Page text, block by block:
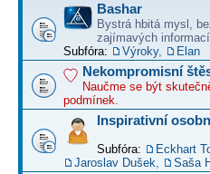
Bashar
Bystrá hbitá mysl,
zajímavých
Subfóra:
Výroky, Elan
Nekompromisní
Naučme se být
podmínek.
Inspirativní
Subfóra: Eckhart
Jaroslav Dušek, Saša